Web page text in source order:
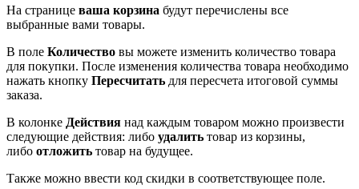
На странице ваша корзина будут перечислены все
выбранные вами товары.
В поле Количество вы можете изменить количество товара
для покупки. После изменения количества товара необходимо
нажать кнопку Пересчитать для пересчета итоговой суммы
заказа.
В колонке Действия над каждым товаром можно произвести
следующие действия: либо удалить товар из корзины,
либо отложить товар на будущее.
Также можно ввести код скидки в соответствующее поле.